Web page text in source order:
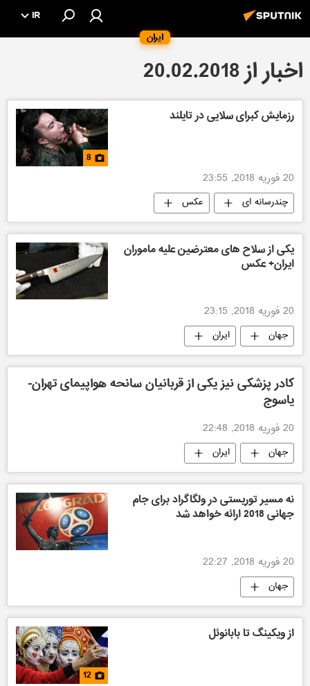
ایران
IR
اخبار از 20.02.2018
رزمایش کبرای سلایی در تایلند
8
20 فوریه 2018, 23:55
چندرسانه ای عکس
یکی از سلاح های معترضین علیه ماموران
ایران+ عکس
20 فوریه 2018, 23:15
جهان ایران
کادر پزشکی نیز یکی از قربانیان سانحه هواپیمای تهران-
یاسوج
20 فوریه 2018, 22:48
جهان ایران
نه مسیر توریستی در ولگاگراد برای جام
جهانی 2018 ارائه خواهد شد
20 فوریه 2018, 22:27
جهان
مسابقات فوتبال جام جهانی 2018 روسیه
ولگا گراد
از ویکینگ تا بابانوئل
12